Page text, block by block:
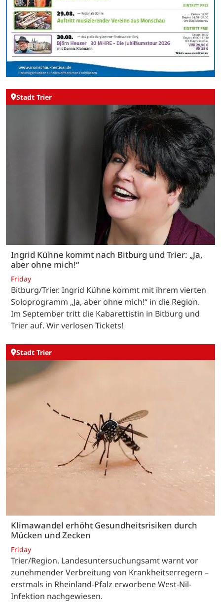
Stadt Trier
Ingrid Kühne kommt nach Bitburg und Trier: „Ja,
aber ohne mich!“
Friday
Bitburg/Trier. Ingrid Kühne kommt mit ihrem vierten
Soloprogramm „Ja, aber ohne mich!“ in die Region.
Im September tritt die Kabarettistin in Bitburg und
Trier auf. Wir verlosen Tickets!
Stadt Trier
Klimawandel erhöht Gesundheitsrisiken durch
Mücken und Zecken
Friday
Trier/Region. Landesuntersuchungsamt warnt vor
zunehmender Verbreitung von Krankheitserregern –
erstmals in Rheinland-Pfalz erworbene West-Nil-
Infektion nachgewiesen.